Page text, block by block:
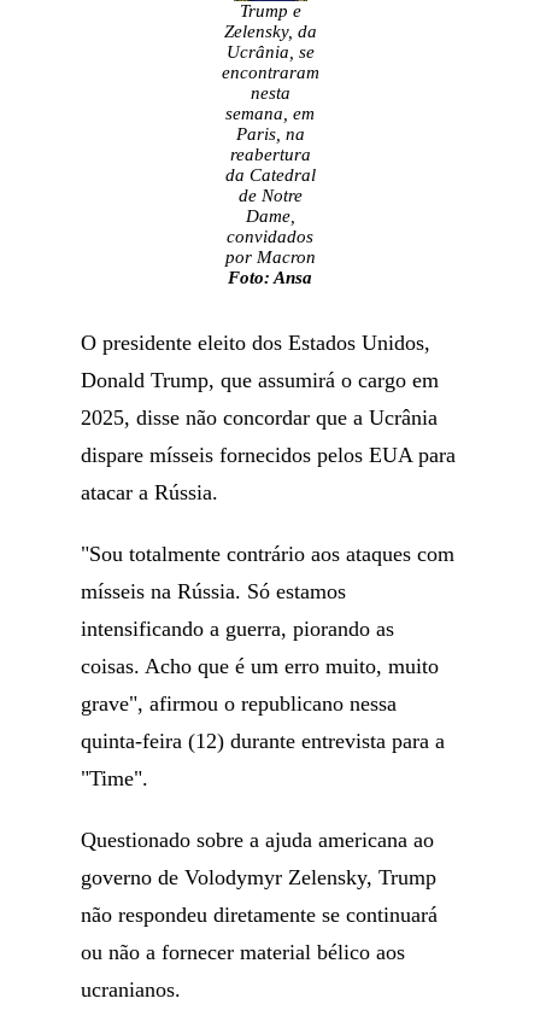
Trump e
Zelensky, da
Ucrânia, se
encontraram
nesta
semana, em
Paris, na
reabertura
da Catedral
de Notre
Dame,
convidados
por Macron
Foto: Ansa
O presidente eleito dos Estados Unidos,
Donald Trump, que assumirá o cargo em
2025, disse não concordar que a Ucrânia
dispare mísseis fornecidos pelos EUA para
atacar a Rússia.
"Sou totalmente contrário aos ataques com
mísseis na Rússia. Só estamos
intensificando a guerra, piorando as
coisas. Acho que é um erro muito, muito
grave", afirmou o republicano nessa
quinta-feira (12) durante entrevista para a
"Time".
Questionado sobre a ajuda americana ao
governo de Volodymyr Zelensky, Trump
não respondeu diretamente se continuará
ou não a fornecer material bélico aos
ucranianos.